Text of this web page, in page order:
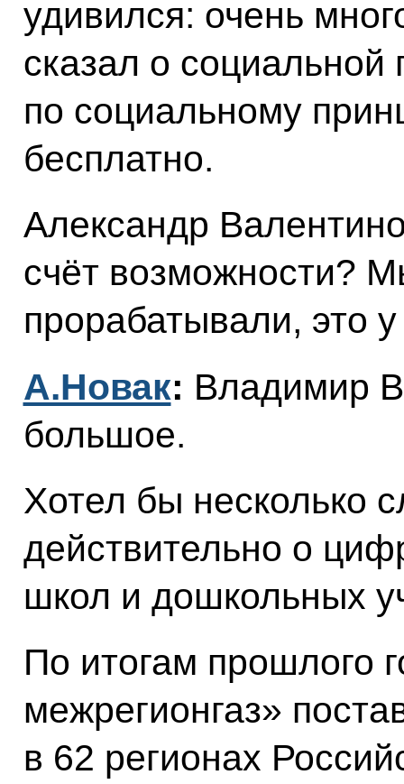
удивился: очень
сказал о социальной
по социальному
бесплатно.
Александр
счёт возможности?
прорабатывали, это
А.Новак: Владимир
большое.
Хотел бы несколько
действительно о
школ и дошкольных
По итогам прошлого
межрегионгаз»
в 62 регионах